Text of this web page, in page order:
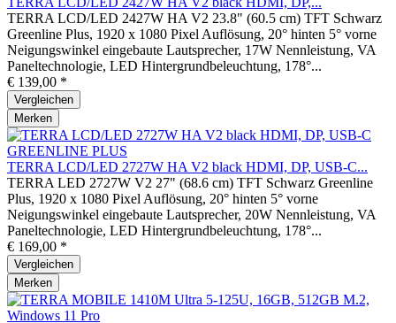
TERRA LCD/LED 2427W HA V2 23.8" (60.5 cm) TFT Schwarz
Greenline Plus, 1920 x 1080 Pixel Auflösung, 20° hinten 5° vorne
Neigungswinkel eingebaute Lautsprecher, 17W Nennleistung, VA
Paneltechnologie, LED Hintergrundbeleuchtung, 178°...
€ 139,00 *
Vergleichen
Merken
TERRA LCD/LED 2727W HA V2 black HDMI, DP, USB-C...
TERRA LED 2727W V2 27" (68.6 cm) TFT Schwarz Greenline
Plus, 1920 x 1080 Pixel Auflösung, 20° hinten 5° vorne
Neigungswinkel eingebaute Lautsprecher, 20W Nennleistung, VA
Paneltechnologie, LED Hintergrundbeleuchtung, 178°...
€ 169,00 *
Vergleichen
Merken